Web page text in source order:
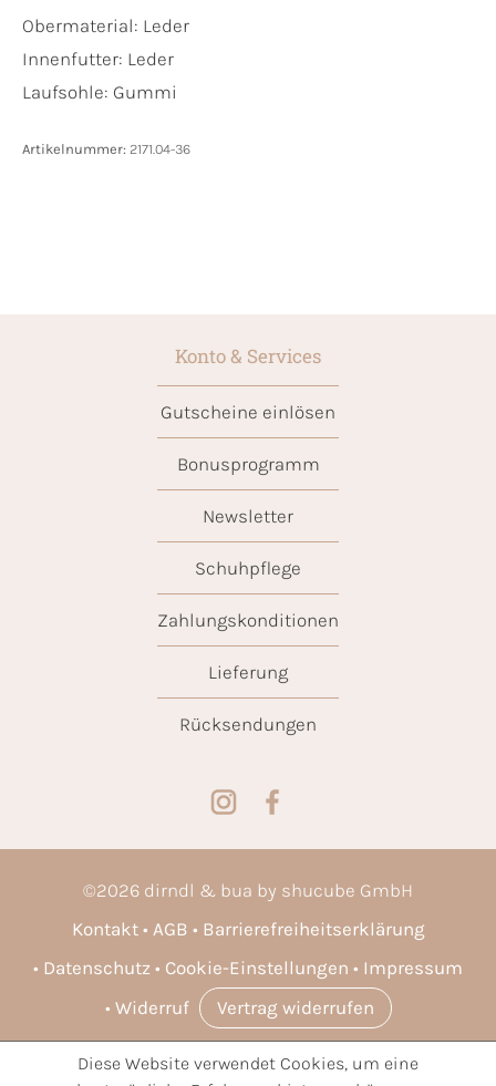
Obermaterial: Leder
Innenfutter: Leder
Laufsohle: Gummi
Artikelnummer: 2171.04-36
Konto & Services
Gutscheine einlösen
Bonusprogramm
Newsletter
Schuhpflege
Zahlungskonditionen
Lieferung
Rücksendungen
©2026 dirndl & bua by shucube GmbH
Kontakt
AGB
Barrierefreiheitserklärung
Datenschutz
Cookie-Einstellungen
Impressum
Widerruf
Vertrag widerrufen
* Alle Preise inkl. gesetzl. Mehrwertsteuer zzgl.Versandkosten
Diese Website verwendet Cookies, um eine